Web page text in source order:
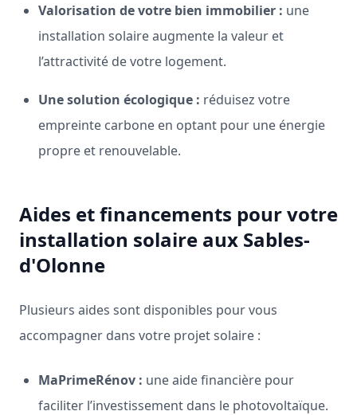
Valorisation de votre bien immobilier : une
installation solaire augmente la valeur et
l’attractivité de votre logement.
Une solution écologique : réduisez votre
empreinte carbone en optant pour une énergie
propre et renouvelable.
Aides et financements pour votre
installation solaire aux Sables-
d'Olonne
Plusieurs aides sont disponibles pour vous
accompagner dans votre projet solaire :
MaPrimeRénov : une aide financière pour
faciliter l’investissement dans le photovoltaïque.